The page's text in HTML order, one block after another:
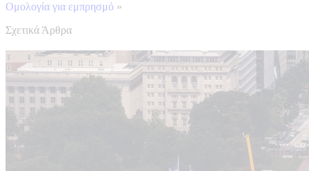
Ομολογία για εμπρησμό »
Σχετικά Άρθρα